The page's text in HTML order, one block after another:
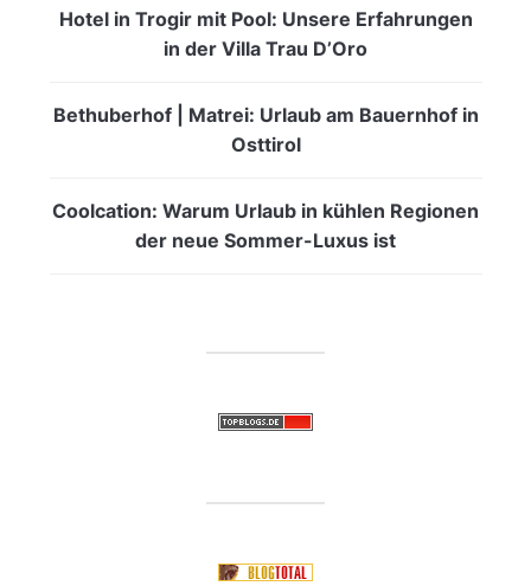
Hotel in Trogir mit Pool: Unsere Erfahrungen
in der Villa Trau D’Oro
Bethuberhof | Matrei: Urlaub am Bauernhof in
Osttirol
Coolcation: Warum Urlaub in kühlen Regionen
der neue Sommer-Luxus ist